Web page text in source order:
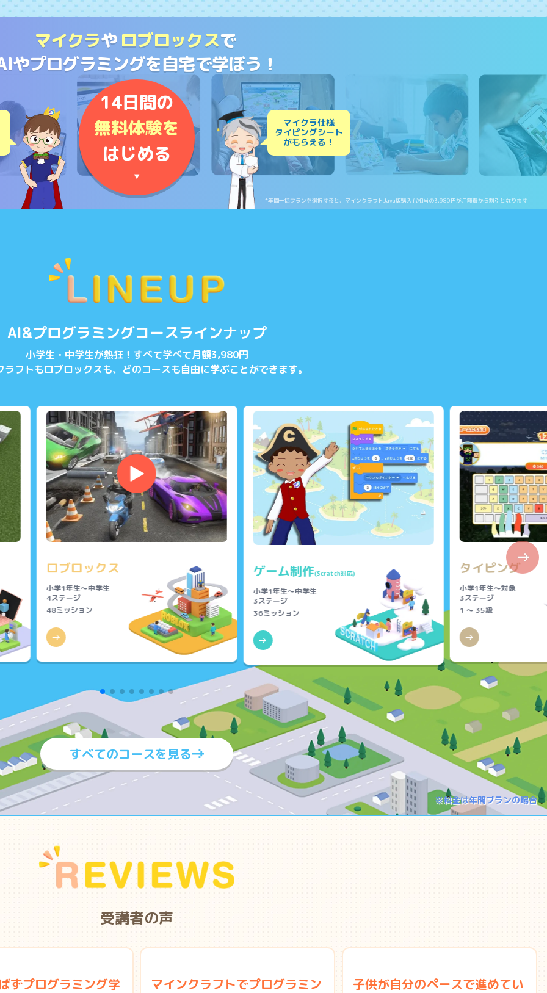
マイクラや ロブロックスで
やプログラミングを自宅で学ぼう！
マイクラ仕様
タイピングシート
がもらえる！
14日間の
無料体験を
はじめる
▼
*年間一括プランを選択すると、マインクラフトJava版購入代相当の3,980円が月額費から割引となります
AI&プログラミングコースラインナップ
小学生・中学生が熱狂！すべて学べて月額3,980円
ラフトもロブロックスも、どのコースも自由に学ぶことができます。
▶
ロブロックス
小学1年生～中学生
4ステージ
48ミッション
ゲーム制作(Scratch対応)
小学1年生～中学生
3ステージ
36ミッション
タイピング
小学1年生～対象
3ステージ
1 ～ 35級
すべてのコースを見る
※料金は年間プランの場合
受講者の声
ずプログラミング学
マインクラフトでプログラミン
子供が自分のペースで進めてい